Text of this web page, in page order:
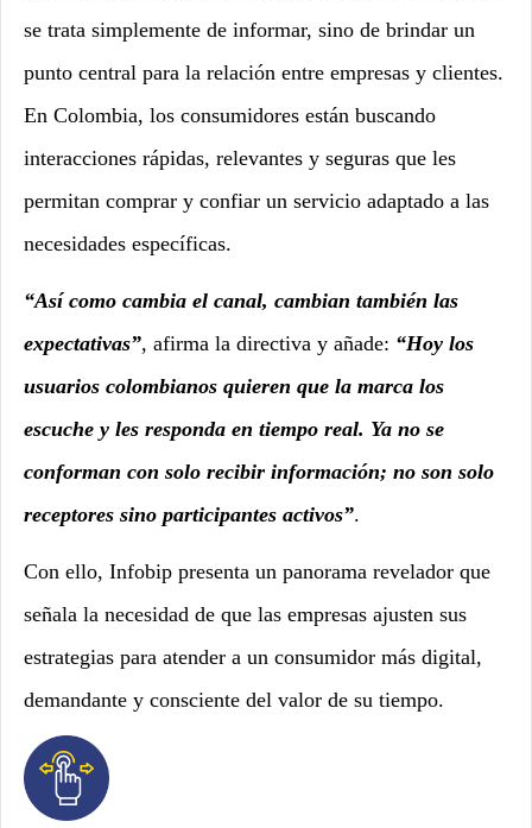
se trata simplemente de informar, sino de brindar un
punto central para la relación entre empresas y clientes.
En Colombia, los consumidores están buscando
interacciones rápidas, relevantes y seguras que les
permitan comprar y confiar un servicio adaptado a las
necesidades específicas.
“Así como cambia el canal, cambian también las
expectativas”, afirma la directiva y añade: “Hoy los
usuarios colombianos quieren que la marca los
escuche y les responda en tiempo real. Ya no se
conforman con solo recibir información; no son solo
receptores sino participantes activos”.
Con ello, Infobip presenta un panorama revelador que
señala la necesidad de que las empresas ajusten sus
estrategias para atender a un consumidor más digital,
demandante y consciente del valor de su tiempo.